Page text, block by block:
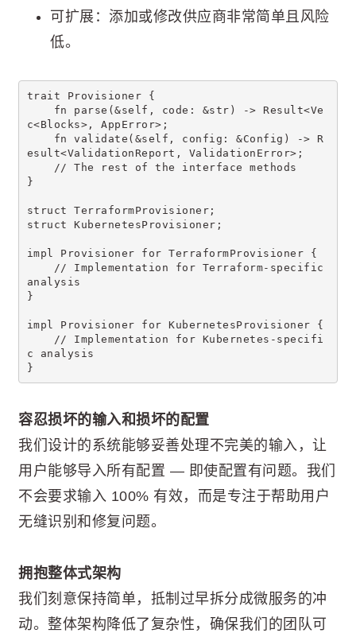
可扩展：添加或修改供应商非常简单且风险
低。
trait Provisioner {
fn parse(&self, code: &str) -> Result<Ve
c<Blocks>, AppError>;
fn validate(&self, config: &Config) -> R
esult<ValidationReport, ValidationError>;
// The rest of the interface methods
}
struct TerraformProvisioner;
struct KubernetesProvisioner;
impl Provisioner for TerraformProvisioner {
// Implementation for Terraform-specific
analysis
}
impl Provisioner for KubernetesProvisioner {
// Implementation for Kubernetes-specifi
c analysis
}
容忍损坏的输入和损坏的配置
我们设计的系统能够妥善处理不完美的输入，让
用户能够导入所有配置 — 即使配置有问题。我们
不会要求输入 100% 有效，而是专注于帮助用户
无缝识别和修复问题。
拥抱整体式架构
我们刻意保持简单，抵制过早拆分成微服务的冲
动。整体架构降低了复杂性，确保我们的团队可